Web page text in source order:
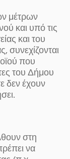
μέτρων
και υπό τις
και του
συνεχίζονται
που
του Δήμου
δεν έχουν
στη
να